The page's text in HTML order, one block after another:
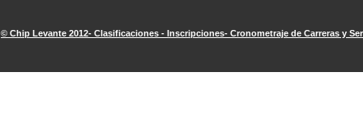
© Chip Levante 2012- Clasificaciones - Inscripciones- Cronometraje de Carreras y